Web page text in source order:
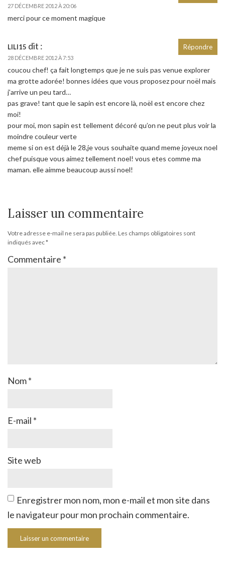
27 DÉCEMBRE 2012 À 20:06
merci pour ce moment magique
LILI15 dit :
28 DÉCEMBRE 2012 À 7:53
coucou chef! ça fait longtemps que je ne suis pas venue explorer
ma grotte adorée! bonnes idées que vous proposez pour noël mais
j’arrive un peu tard…
pas grave! tant que le sapin est encore là, noël est encore chez
moi!
pour moi, mon sapin est tellement décoré qu’on ne peut plus voir la
moindre couleur verte
meme si on est déjà le 28,je vous souhaite quand meme joyeux noel
chef puisque vous aimez tellement noel! vous etes comme ma
maman. elle aimme beaucoup aussi noel!
Répondre
Laisser un commentaire
Votre adresse e-mail ne sera pas publiée. Les champs obligatoires sont
indiqués avec*
Commentaire *
Nom*
E-mail *
Site web
Enregistrer mon nom, mon e-mail et mon site dans
le navigateur pour mon prochain commentaire.